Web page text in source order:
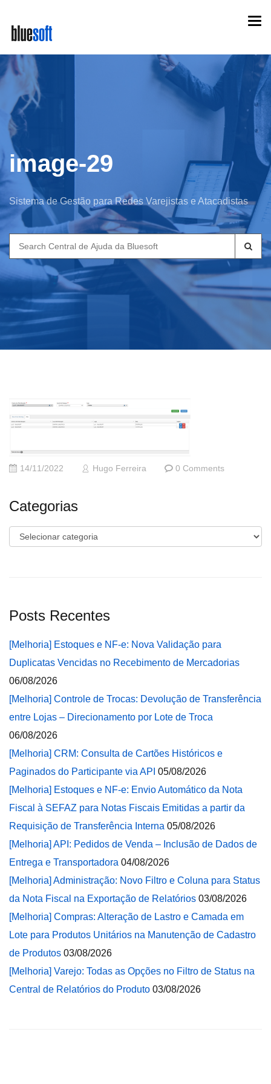
main
content
image-29
Sistema de Gestão para Redes Varejistas e Atacadistas
Search
for:
14/11/2022 Hugo Ferreira 0 Comments
Categorias
Categorias
Posts Recentes
[Melhoria] Estoques e NF-e: Nova Validação para
Duplicatas Vencidas no Recebimento de Mercadorias
06/08/2026
[Melhoria] Controle de Trocas: Devolução de Transferência
entre Lojas – Direcionamento por Lote de Troca
06/08/2026
[Melhoria] CRM: Consulta de Cartões Históricos e
Paginados do Participante via API 05/08/2026
[Melhoria] Estoques e NF-e: Envio Automático da Nota
Fiscal à SEFAZ para Notas Fiscais Emitidas a partir da
Requisição de Transferência Interna 05/08/2026
[Melhoria] API: Pedidos de Venda – Inclusão de Dados de
Entrega e Transportadora 04/08/2026
[Melhoria] Administração: Novo Filtro e Coluna para Status
da Nota Fiscal na Exportação de Relatórios 03/08/2026
[Melhoria] Compras: Alteração de Lastro e Camada em
Lote para Produtos Unitários na Manutenção de Cadastro
de Produtos 03/08/2026
[Melhoria] Varejo: Todas as Opções no Filtro de Status na
Central de Relatórios do Produto 03/08/2026